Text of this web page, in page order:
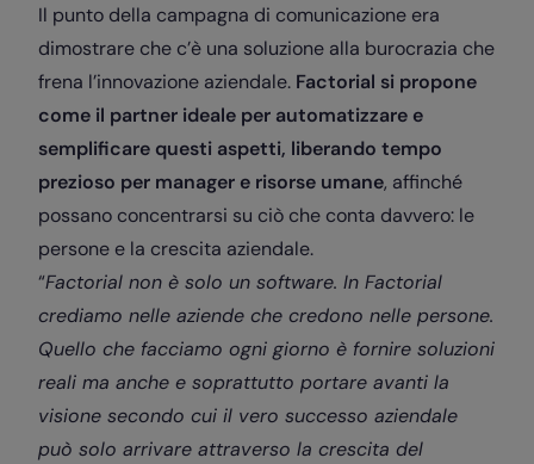
Il punto della campagna di comunicazione era
dimostrare che c’è una soluzione alla burocrazia che
frena l’innovazione aziendale. Factorial si propone
come il partner ideale per automatizzare e
semplificare questi aspetti, liberando tempo
prezioso per manager e risorse umane, affinché
possano concentrarsi su ciò che conta davvero: le
persone e la crescita aziendale.
“Factorial non è solo un software. In Factorial
crediamo nelle aziende che credono nelle persone.
Quello che facciamo ogni giorno è fornire soluzioni
reali ma anche e soprattutto portare avanti la
visione secondo cui il vero successo aziendale
può solo arrivare attraverso la crescita del